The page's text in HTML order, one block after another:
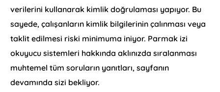
verilerini kullanarak kimlik doğrulaması yapıyor. Bu
sayede, çalışanların kimlik bilgilerinin çalınması veya
taklit edilmesi riski minimuma iniyor. Parmak izi
okuyucu sistemleri hakkında aklınızda sıralanması
muhtemel tüm soruların yanıtları, sayfanın
devamında sizi bekliyor.